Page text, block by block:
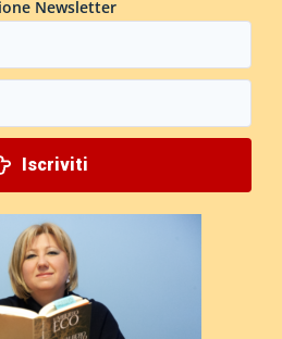
Newsletter
Iscriviti